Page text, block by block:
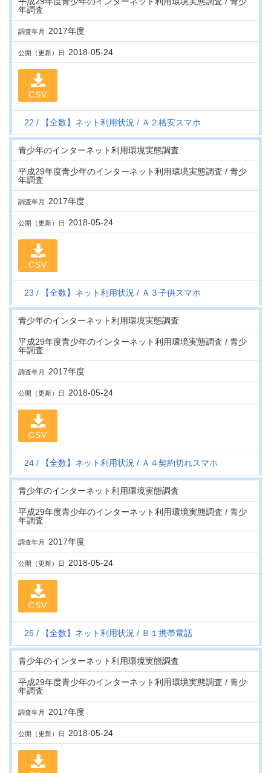
年調査
調査年月 2017年度
公開（更新）日 2018-05-24
CSV
22 【全数】ネット利用状況 Ａ２格安スマホ
青少年のインターネット利用環境実態調査
平成29年度青少年のインターネット利用環境実態調査 / 青少
年調査
調査年月 2017年度
公開（更新）日 2018-05-24
CSV
23 【全数】ネット利用状況 Ａ３子供スマホ
青少年のインターネット利用環境実態調査
平成29年度青少年のインターネット利用環境実態調査 / 青少
年調査
調査年月 2017年度
公開（更新）日 2018-05-24
CSV
24 【全数】ネット利用状況 Ａ４契約切れスマホ
青少年のインターネット利用環境実態調査
平成29年度青少年のインターネット利用環境実態調査 / 青少
年調査
調査年月 2017年度
公開（更新）日 2018-05-24
CSV
25 【全数】ネット利用状況 Ｂ１携帯電話
青少年のインターネット利用環境実態調査
平成29年度青少年のインターネット利用環境実態調査 / 青少
年調査
調査年月 2017年度
公開（更新）日 2018-05-24